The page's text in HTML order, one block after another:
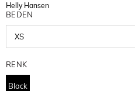
Helly Hansen
BEDEN
RENK
Black